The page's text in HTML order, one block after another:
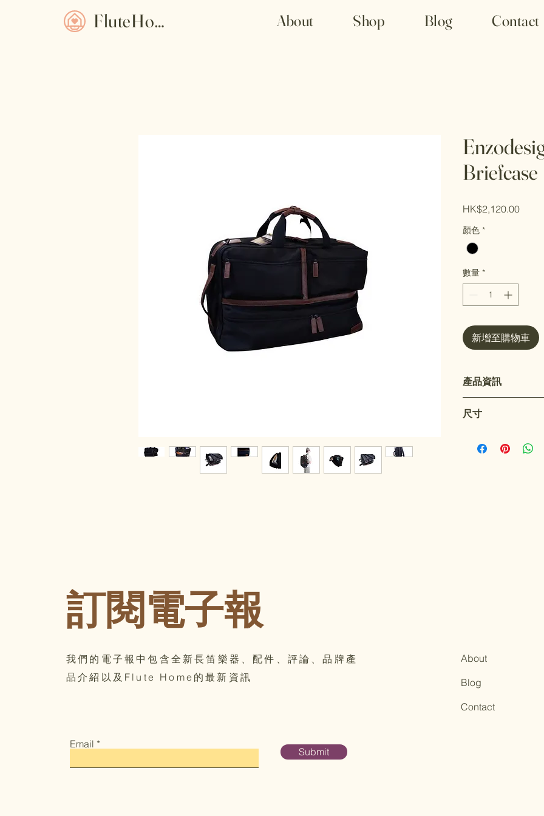
FluteHome About Shop Blog Contact
Briefcase
HK$2,120.00價
顏色 *
數量 *
新增至購物車
產品資訊
膀背負。
個人錢包。
完全緩衝的背包
尺寸
訂閱電子報
我們的電子報中包含全新長笛樂器、配件、評論、品牌產
品介紹以及Flute Home的最新資訊
Email
Submit
About
Blog
Contact